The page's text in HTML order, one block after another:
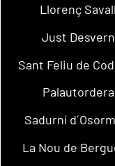
Llorenç Savall
Just Desvern
Sant Feliu de
Palautordera
Sadurní
La Nou de